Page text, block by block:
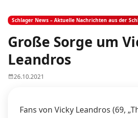
Schlager News – Aktuelle Nachrichten aus der
Große Sorge um
Leandros
26.10.2021
Fans von Vicky Leandros (69,